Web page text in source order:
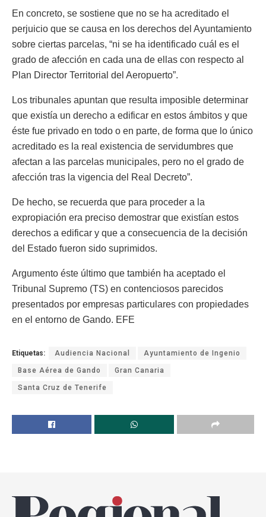
En concreto, se sostiene que no se ha acreditado el
perjuicio que se causa en los derechos del Ayuntamiento
sobre ciertas parcelas, “ni se ha identificado cuál es el
grado de afección en cada una de ellas con respecto al
Plan Director Territorial del Aeropuerto”.
Los tribunales apuntan que resulta imposible determinar
que existía un derecho a edificar en estos ámbitos y que
éste fue privado en todo o en parte, de forma que lo único
acreditado es la real existencia de servidumbres que
afectan a las parcelas municipales, pero no el grado de
afección tras la vigencia del Real Decreto”.
De hecho, se recuerda que para proceder a la
expropiación era preciso demostrar que existían estos
derechos a edificar y que a consecuencia de la decisión
del Estado fueron sido suprimidos.
Argumento éste último que también ha aceptado el
Tribunal Supremo (TS) en contenciosos parecidos
presentados por empresas particulares con propiedades
en el entorno de Gando. EFE
Etiquetas: Audiencia Nacional Ayuntamiento de Ingenio
Base Aérea de Gando Gran Canaria
Santa Cruz de Tenerife